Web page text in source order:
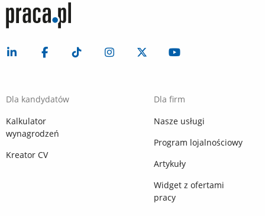
Dla kandydatów
Kalkulator
wynagrodzeń
Kreator CV
Dla firm
Nasze usługi
Program lojalnościowy
Artykuły
Widget z ofertami
pracy